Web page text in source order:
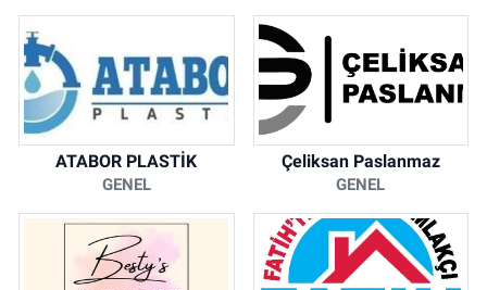
ATABOR PLASTİK
GENEL
Çeliksan Paslanmaz
GENEL